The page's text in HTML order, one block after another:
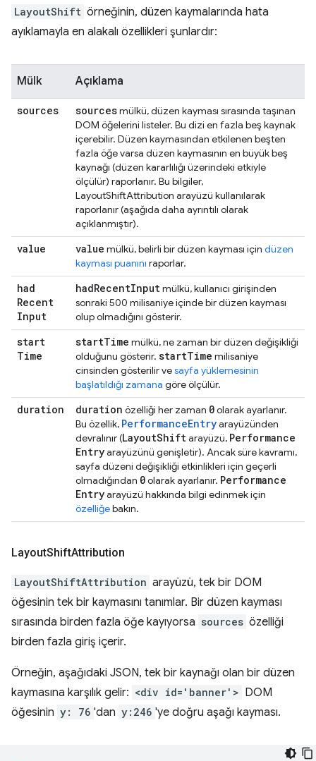
LayoutShift örneğinin, düzen kaymalarında hata
ayıklamayla en alakalı özellikleri şunlardır:
Mülk Açıklama
sources sourcesmülkü, düzen kayması sırasında taşınan
DOM öğelerini listeler. Bu dizi en fazla beş kaynak
içerebilir. Düzen kaymasından etkilenen beşten
fazla öğe varsa düzen kaymasının en büyük beş
kaynağı (düzen kararlılığı üzerindeki etkiyle
ölçülür) raporlanır. Bu bilgiler,
LayoutShiftAttribution arayüzü kullanılarak
raporlanır (aşağıda daha ayrıntılı olarak
açıklanmıştır).
value value mülkü, belirli bir düzen kayması için düzen
kayması puanını raporlar.
had
Recent
Input
hadRecentInputmülkü, kullanıcı girişinden
sonraki 500 milisaniye içinde bir düzen kayması
olup olmadığını gösterir.
start
Time
startTime mülkü, ne zaman bir düzen değişikliği
olduğunu gösterir. startTime milisaniye
cinsinden gösterilir vesayfa yüklemesinin
başlatıldığı zamana göre ölçülür.
duration duration özelliği her zaman 0olarak ayarlanır.
Bu özellik, PerformanceEntryarayüzünden
devralınır (LayoutShiftarayüzü, Performance
Entryarayüzünü genişletir). Ancak süre kavramı,
sayfa düzeni değişikliği etkinlikleri için geçerli
olmadığından 0olarak ayarlanır. Performance
Entryarayüzü hakkında bilgi edinmek için
özelliğebakın.
LayoutShiftAttribution
LayoutShiftAttribution arayüzü, tek bir DOM
öğesinin tek bir kaymasını tanımlar. Bir düzen kayması
sırasında birden fazla öğe kayıyorsa sources özelliği
birden fazla giriş içerir.
Örneğin, aşağıdaki JSON, tek bir kaynağı olan bir düzen
kaymasına karşılık gelir: <div id='banner'> DOM
öğesinin y: 76 'dan y:246 'ye doğru aşağı kayması.